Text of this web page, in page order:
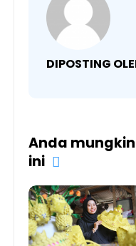
DIPOSTING
Anda
ini